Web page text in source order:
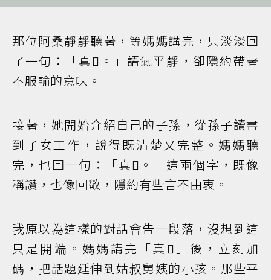
那位阿桑靜靜聽著，等媽媽講完，只淡淡回
了一句：「真𠢕。」語氣平靜，卻隱約帶著
不服輸的意味。
接著，她開始介紹自己的子孫，從孫子讀書
到子女工作，說得既清楚又完整。媽媽聽
完，也回一句：「真𠢕。」這兩個字，既像
稱讚，也像回敬，隱約有些言不由衷。
我原以為這樣的對話會告一段落，沒想到這
只是開端。媽媽講完「真𠢕」後，立刻加
碼，把話題延伸到姑叔舅姨的小孩。那些平